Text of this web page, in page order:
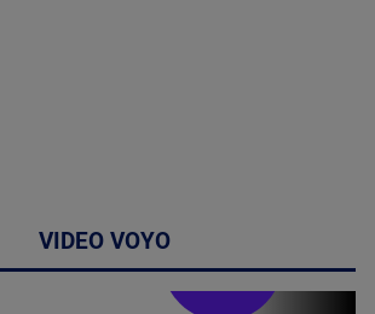
VIDEO VOYO